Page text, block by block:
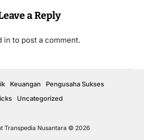
a Reply
in to post a comment.
Transpedia Nusantara © 2026
Keuangan
Pengusaha Sukses
Uncategorized